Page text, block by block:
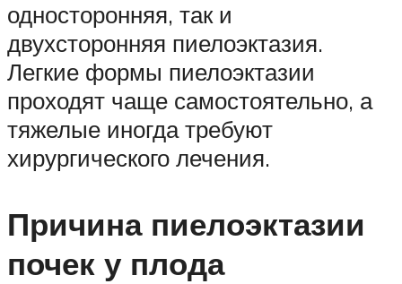
односторонняя, так и
двухсторонняя пиелоэктазия.
Легкие формы пиелоэктазии
проходят чаще самостоятельно, а
тяжелые иногда требуют
хирургического лечения.
Причина пиелоэктазии
почек у плода